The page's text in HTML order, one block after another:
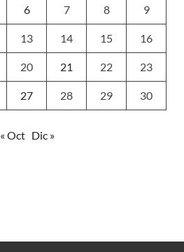
6 7 8 9
13 14 15 16
20 21 22 23
27 28 29 30
« Oct Dic »